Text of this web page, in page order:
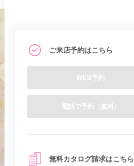
ご来店予約はこちら
WEB予約
電話で予約（無料）
無料カタログ請求はこちら